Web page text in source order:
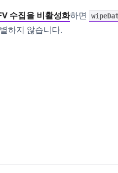
수집을 비활성화하면
하지 않습니다.